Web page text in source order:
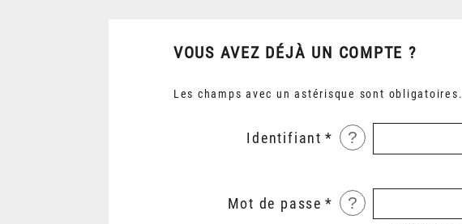
VOUS AVEZ DÉJÀ UN COMPTE ?
Les champs avec un astérisque sont obligatoires.
Identifiant ?
Mot de passe ?